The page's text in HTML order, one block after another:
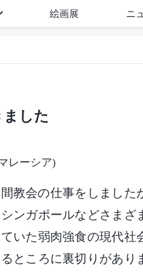
絵画展 ニ
ました
レーシア)
教会の仕事をしました
ンガポールなどさまざ
いた弱肉強食の現代社
ところに裏切りがあり